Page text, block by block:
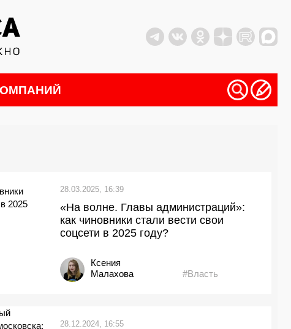
28.03.2025, 16:39
«На волне. Главы администраций»:
как чиновники стали вести свои
соцсети в 2025 году?
Ксения
Малахова
#Власть
28.12.2024, 16:55